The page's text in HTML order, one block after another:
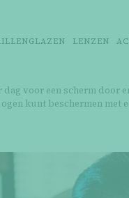
LENZEN
voor een scherm door
kunt beschermen met